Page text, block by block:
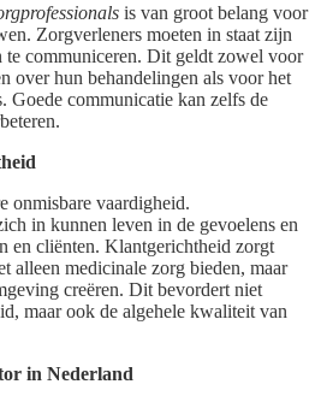
is van groot belang voor
Zorgverleners moeten in staat zijn
te communiceren. Dit geldt zowel voor
over hun behandelingen als voor het
Goede communicatie kan zelfs de
onmisbare vaardigheid.
in kunnen leven in de gevoelens en
en cliënten. Klantgerichtheid zorgt
alleen medicinale zorg bieden, maar
creëren. Dit bevordert niet
maar ook de algehele kwaliteit van
in Nederland